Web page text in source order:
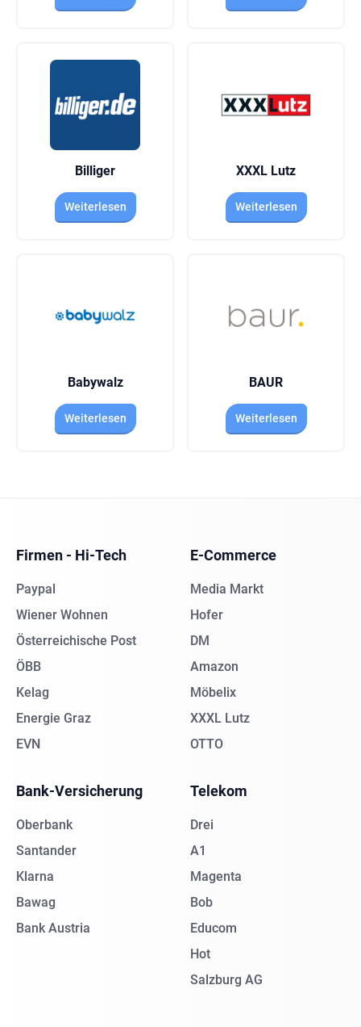
Billiger
Weiterlesen
XXXL Lutz
Weiterlesen
Babywalz
Weiterlesen
BAUR
Weiterlesen
Firmen - Hi-Tech
Paypal
Wiener Wohnen
Österreichische Post
ÖBB
Kelag
Energie Graz
EVN
E-Commerce
Media Markt
Hofer
DM
Amazon
Möbelix
XXXL Lutz
OTTO
Bank-Versicherung
Oberbank
Santander
Klarna
Bawag
Bank Austria
Telekom
Drei
A1
Magenta
Bob
Educom
Hot
Salzburg AG